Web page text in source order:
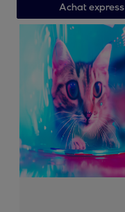
Achat express